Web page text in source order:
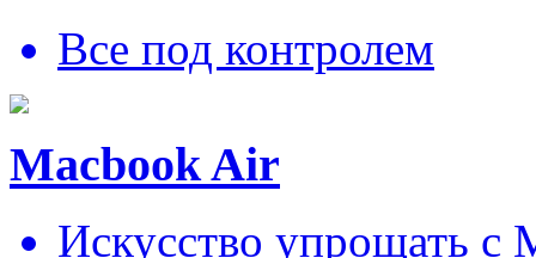
Все под контролем
Macbook Air
Искусcтво упрощать c